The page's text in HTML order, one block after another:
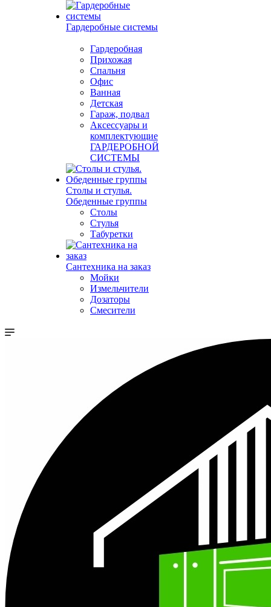
Гардеробные системы
Гардеробная
Прихожая
Спальня
Офис
Ванная
Детская
Гараж, подвал
Аксессуары и
комплектующие
ГАРДЕРОБНОЙ
СИСТЕМЫ
Столы и стулья.
Обеденные группы
Столы
Стулья
Табуретки
Сантехника на заказ
Мойки
Измельчители
Дозаторы
Смесители